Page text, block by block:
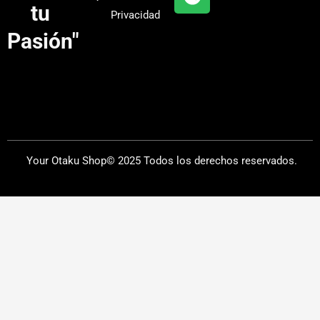
tu
Pasión"
Privacidad
Your Otaku Shop© 2025 Todos los derechos reservados.